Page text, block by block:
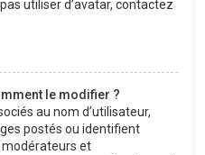
utiliser d’avatar, contactez
le modifier ?
au nom d’utilisateur,
postés ou identifient
et